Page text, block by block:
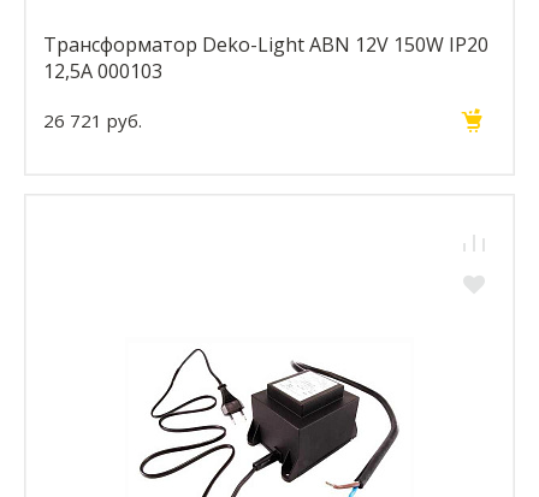
Трансформатор Deko-Light ABN 12V 150W IP20
12,5A 000103
26 721 руб.